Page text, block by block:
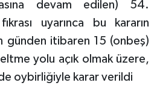
devam edilen) 54.
uyarınca bu kararın
günden itibaren 15 (onbeş)
yolu açık olmak üzere,
oybirliğiyle karar verildi